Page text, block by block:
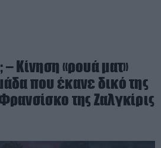
Κίνηση «ρουά ματ»
που έκανε δικό της
της Ζαλγκίρις